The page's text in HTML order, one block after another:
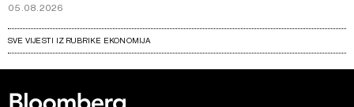
05.08.2026
SVE VIJESTI IZ RUBRIKE EKONOMIJA